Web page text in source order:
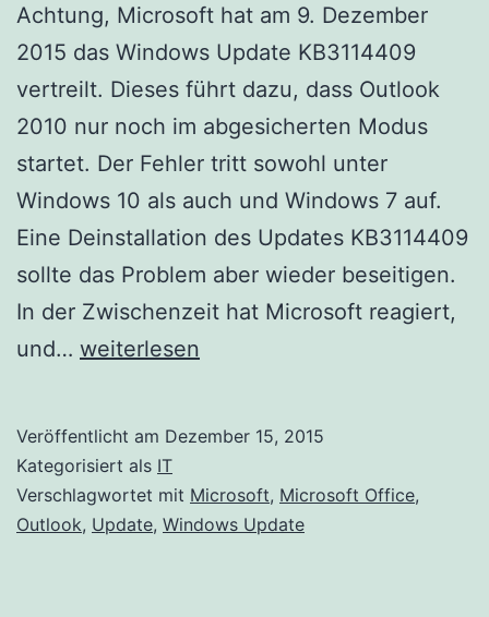
Achtung, Microsoft hat am 9. Dezember
2015 das Windows Update KB3114409
vertreilt. Dieses führt dazu, dass Outlook
2010 nur noch im abgesicherten Modus
startet. Der Fehler tritt sowohl unter
Windows 10 als auch und Windows 7 auf.
Eine Deinstallation des Updates KB3114409
sollte das Problem aber wieder beseitigen.
In der Zwischenzeit hat Microsoft reagiert,
und… Windows
legt
Outlook
lahm
weiterlesen
Veröffentlicht am Dezember 15, 2015
Kategorisiert als IT
Verschlagwortet mit Microsoft, Microsoft Office,
Outlook, Update, Windows Update